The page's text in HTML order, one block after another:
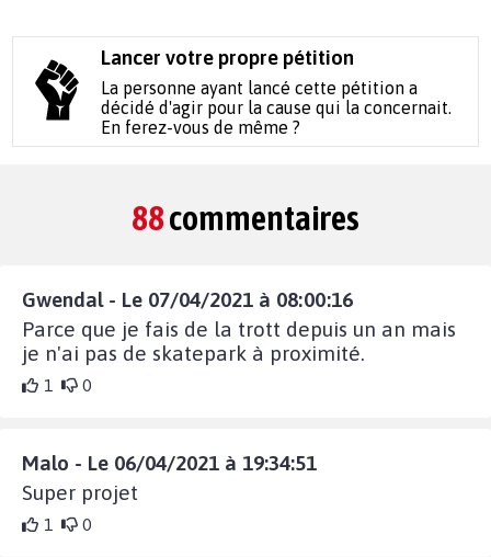
Lancer votre propre pétition
La personne ayant lancé cette pétition a
décidé d'agir pour la cause qui la concernait.
En ferez-vous de même ?
88commentaires
Gwendal - Le 07/04/2021 à 08:00:16
Parce que je fais de la trott depuis un an mais
je n'ai pas de skatepark à proximité.
1 0
Malo - Le 06/04/2021 à 19:34:51
Super projet
1 0